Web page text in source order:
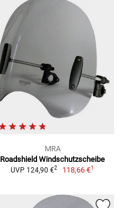
MRA
Roadshield Windschutzscheibe
UVP 124,90 €2 118,66 €1